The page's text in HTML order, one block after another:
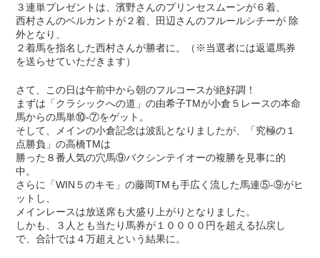
３連単プレゼントは、濱野さんのプリンセスムーンが６着、
西村さんのベルカントが２着、田辺さんのフルールシチーが 除
外となり、
２着馬を指名した西村さんが勝者に。（※当選者には返還馬券
を送らせていただきます）
さて、この日は午前中から朝のフルコースが絶好調！
まずは「クラシックへの道」の由希子TMが小倉５レースの本命
馬からの馬単⑩-⑦をゲット。
そして、メインの小倉記念は波乱となりましたが、「究極の１
点勝負」の高橋TMは
勝った８番人気の穴馬⑨バクシンテイオーの複勝を見事に的
中。
さらに「WIN５のキモ」の藤岡TMも手広く流した馬連⑤-⑨がヒ
ットし、
メインレースは放送席も大盛り上がりとなりました。
しかも、３人とも当たり馬券が１００００円を超える払戻し
で、合計では４万超えという結果に。